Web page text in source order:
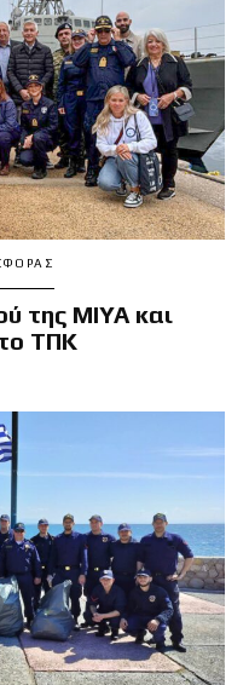
της ΜΙΥΑ και
ΤΠΚ